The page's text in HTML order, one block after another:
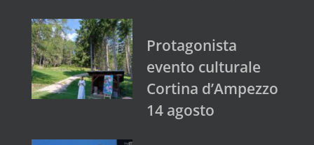
Protagonista
evento culturale
Cortina d’Ampezzo
14 agosto